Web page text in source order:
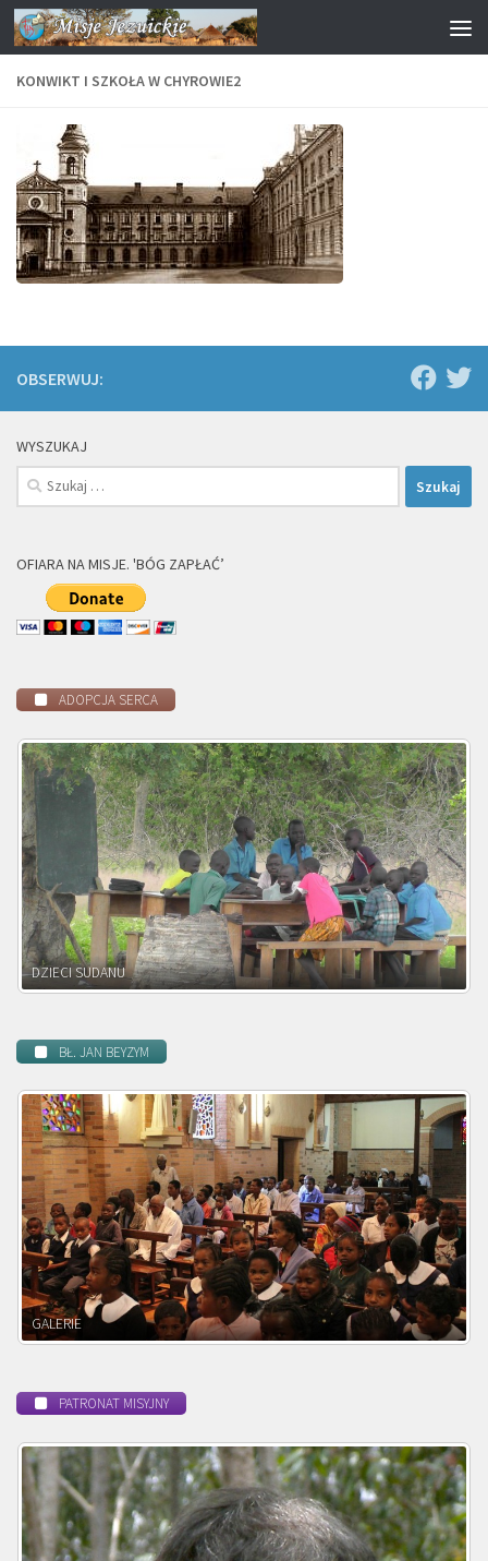
Przejdź do treści
KONWIKT I SZKOŁA W CHYROWIE2
OBSERWUJ:
WYSZUKAJ
Szukaj:
OFIARA NA MISJE. 'BÓG ZAPŁAĆ’
ADOPCJA SERCA
DZIECI ZAMBII
BŁ. JAN BEYZYM
POWOŁANIE MISYJNE
PATRONAT MISYJNY